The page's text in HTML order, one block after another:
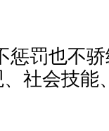
惩罚也不
社会技能